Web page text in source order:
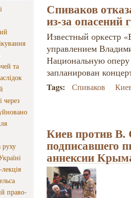
та
через
руху
право-
Спиваков
из-за опасений
Известный оркестр
управлением
Национальную
запланирован
Tags: Спиваков
Киев против В.
подписавшего
аннексии